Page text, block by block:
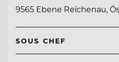
9565 Ebene Reichenau,
SOUS CHEF